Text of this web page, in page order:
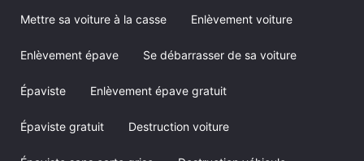
Mettre sa voiture à la casse Enlèvement voiture
Enlèvement épave Se débarrasser de sa voiture
Épaviste Enlèvement épave gratuit
Épaviste gratuit Destruction voiture